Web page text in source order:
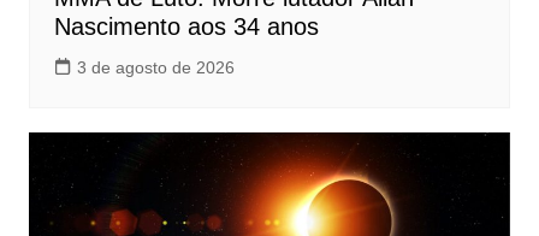
Nascimento aos 34 anos
3 de agosto de 2026